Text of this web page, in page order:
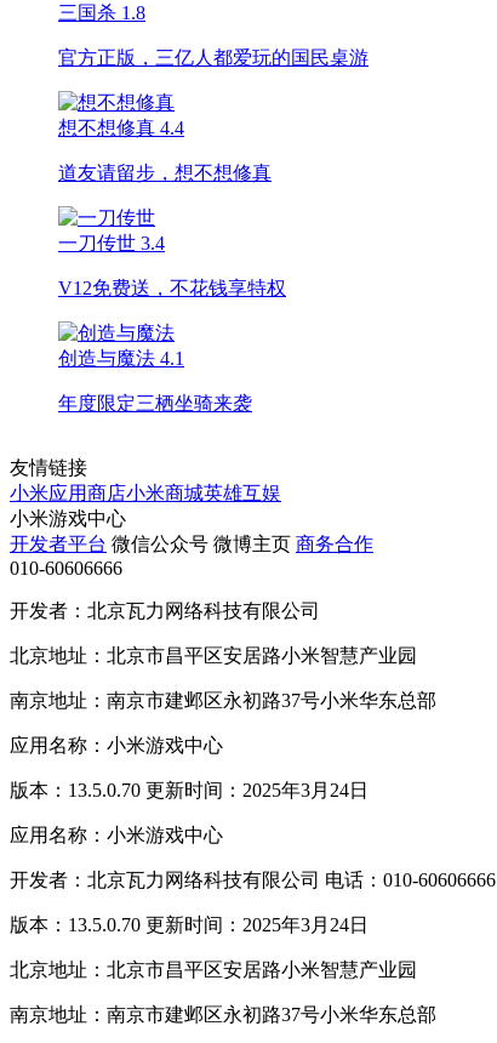
三国杀 1.8
官方正版，三亿人都爱玩的国民桌游
想不想修真 4.4
道友请留步，想不想修真
一刀传世 3.4
V12免费送，不花钱享特权
创造与魔法 4.1
年度限定三栖坐骑来袭
友情链接
小米应用商店小米商城英雄互娱
小米游戏中心
开发者平台 微信公众号 微博主页 商务合作
010-60606666
开发者：北京瓦力网络科技有限公司
北京地址：北京市昌平区安居路小米智慧产业园
南京地址：南京市建邺区永初路37号小米华东总部
应用名称：小米游戏中心
版本：13.5.0.70 更新时间：2025年3月24日
应用名称：小米游戏中心
开发者：北京瓦力网络科技有限公司 电话：010-60606666
版本：13.5.0.70 更新时间：2025年3月24日
北京地址：北京市昌平区安居路小米智慧产业园
南京地址：南京市建邺区永初路37号小米华东总部